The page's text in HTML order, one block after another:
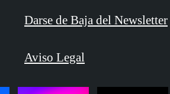
Darse de Baja del Newsletter
Aviso Legal